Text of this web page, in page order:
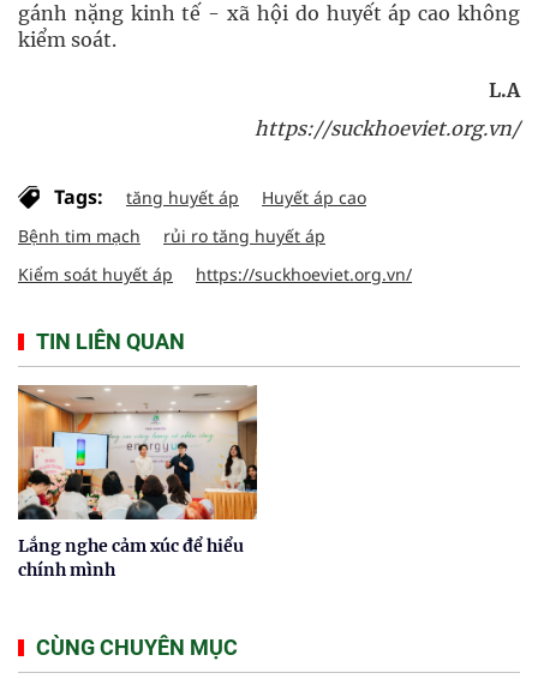
gánh nặng kinh tế - xã hội do huyết áp cao không
kiểm soát.
L.A
https://suckhoeviet.org.vn/
Tags: tăng huyết áp
Huyết áp cao
Bệnh tim mạch
rủi ro tăng huyết áp
Kiểm soát huyết áp
https://suckhoeviet.org.vn/
TIN LIÊN QUAN
Lắng nghe cảm xúc để hiểu
chính mình
CÙNG CHUYÊN MỤC